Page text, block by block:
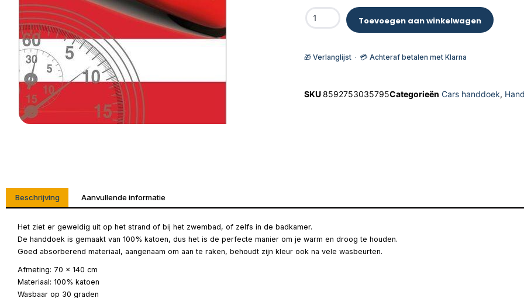
Toevoegen aan winkelwagen
🎁 Verlanglijst · 💳 Achteraf betalen met Klarna
SKU8592753035795Categorieën Cars handdoek,
Beschrijving Aanvullende informatie
Het ziet er geweldig uit op het strand of bij het zwembad, of zelfs in de badkamer.
De handdoek is gemaakt van 100% katoen, dus het is de perfecte manier om je warm en droog te houden.
Goed absorberend materiaal, aangenaam om aan te raken, behoudt zijn kleur ook na vele wasbeurten.
Afmeting: 70 x 140 cm
Materiaal: 100% katoen
Wasbaar op 30 graden